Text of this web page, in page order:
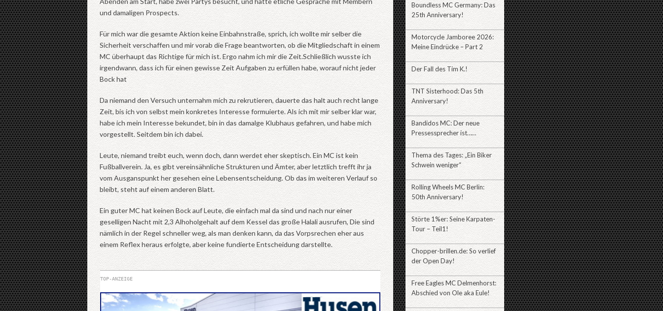
und damaligen Prospects.
Für mich war die gesamte Aktion keine Einbahnstraße, sprich, ich wollte mir selber die
Sicherheit verschaffen und mir vorab die Frage beantworten, ob die Mitgliedschaft in einem
MC überhaupt das Richtige für mich ist. Ergo nahm ich mir die Zeit.Schließlich wusste ich
irgendwann, dass ich für einen gewisse Zeit Aufgaben zu erfüllen habe, worauf nicht jeder
Bock hat
Da niemand den Versuch unternahm mich zu rekrutieren, dauerte das halt auch recht lange
Zeit, bis ich von selbst mein konkretes Interesse formuierte. Als ich mit mir selber klar war,
habe ich mein Interesse bekundet, bin in das damalge Klubhaus gefahren, und habe mich
vorgestellt. Seitdem bin ich dabei.
Leute, niemand treibt euch, wenn doch, dann werdet eher skeptisch. Ein MC ist kein
Fußballverein. Ja, es gibt vereinsähnliche Strukturen und Ämter, aber letztlich trefft ihr ja
vom Ausganspunkt her gesehen eine Lebensentscheidung. Ob das im weiteren Verlauf so
bleibt, steht auf einem anderen Blatt.
Ein guter MC hat keinen Bock auf Leute, die einfach mal da sind und nach nur einer
geselligen Nacht mit 2,3 Alhoholgehalt auf dem Kessel das große Halali ausrufen, Die sind
nämlich in der Regel schneller weg, als man denken kann, da das Vorpsrechen eher aus
einem Reflex heraus erfolgte, aber keine fundierte Entscheidung darstellte.
TOP-ANZEIGE
Boundless MC Germany: Das
25th Anniversary!
Motorcycle Jamboree 2026:
Meine Eindrücke – Part 2
Der Fall des Tim K.!
TNT Sisterhood: Das 5th
Anniversary!
Bandidos MC: Der neue
Pressessprecher ist……
Thema des Tages: „Ein Biker
Schwein weniger“
Rolling Wheels MC Berlin:
50th Anniversary!
Störte 1%er: Seine Karpaten-
Tour – Teil1!
Chopper-brillen.de: So verlief
der Open Day!
Free Eagles MC Delmenhorst:
Abschied von Ole aka Eule!